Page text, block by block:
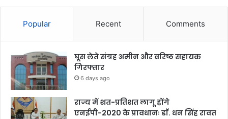
Popular Recent Comments
घूस लेते संग्रह अमीन और वरिष्ठ सहायक
गिरफ्तार
6 days ago
राज्य में शत-प्रतिशत लागू होंगे
एनईपी-2020 के प्रावधानः डाॅ. धन सिंह रावत